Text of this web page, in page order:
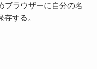
ブラウザーに自分の名
する。